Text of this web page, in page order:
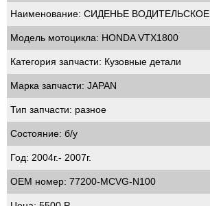
Наименование: СИДЕНЬЕ ВОДИТЕЛЬСКОЕ
Модель мотоцикла: HONDA VTX1800
Категория запчасти: Кузовные детали
Марка запчасти: JAPAN
Тип запчасти: разное
Состояние: б/у
Год: 2004г.- 2007г.
OEM номер: 77200-MCVG-N100